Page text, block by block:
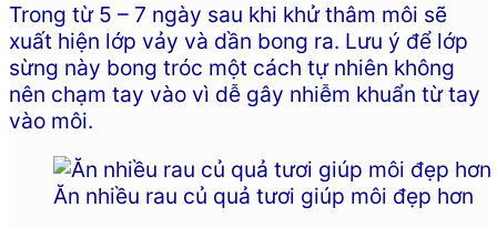
Trong từ 5 – 7 ngày sau khi khử thâm môi sẽ
xuất hiện lớp vảy và dần bong ra. Lưu ý để lớp
sừng này bong tróc một cách tự nhiên không
nên chạm tay vào vì dễ gây nhiễm khuẩn từ tay
vào môi.
Ăn nhiều rau củ quả tươi giúp môi đẹp hơn